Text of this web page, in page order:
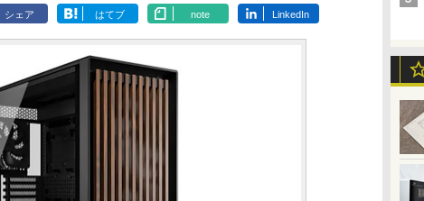
シェア はてブ note LinkedIn